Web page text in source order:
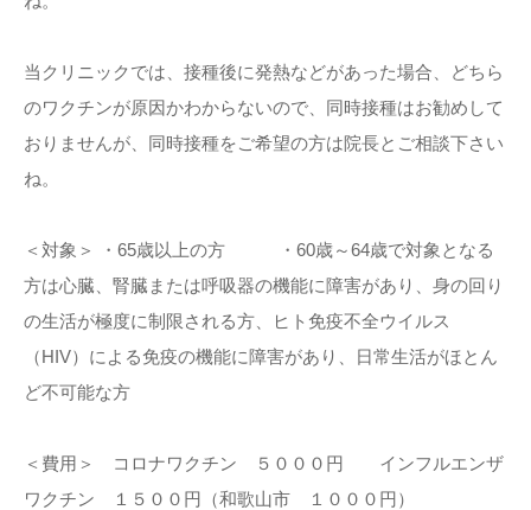
当クリニックでは、接種後に発熱などがあった場合、どちら
のワクチンが原因かわからないので、同時接種はお勧めして
おりませんが、同時接種をご希望の方は院長とご相談下さい
ね。
＜対象＞ ・65歳以上の方 ・60歳～64歳で対象となる
方は心臓、腎臓または呼吸器の機能に障害があり、身の回り
の生活が極度に制限される方、ヒト免疫不全ウイルス
（HIV）による免疫の機能に障害があり、日常生活がほとん
ど不可能な方
＜費用＞ コロナワクチン ５０００円 インフルエンザ
ワクチン １５００円（和歌山市 １０００円）